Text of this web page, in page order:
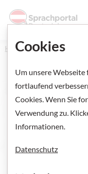
HomeCookies
Um unsere Webseite
fortlaufend
Cookies. Wenn Sie
Verwendung zu.
Informationen.
Datenschutz